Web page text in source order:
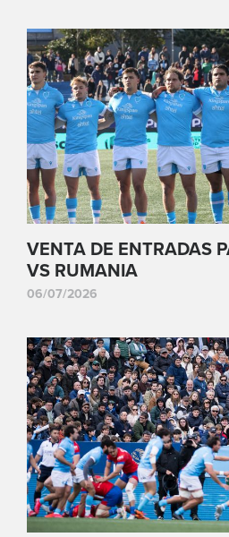
VENTA DE ENTRADAS
VS RUMANIA
06/07/2026